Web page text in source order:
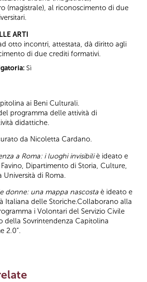
(magistrale), al riconoscimento di due
ARTI
otto incontri, attestata, dà diritto agli
di due crediti formativi.
Sì
ai Beni Culturali.
programma delle attività di
didattiche.
da Nicoletta Cardano.
a Roma: i luoghi invisibiliè ideato e
Dipartimento di Storia, Culture,
Università di Roma.
donne: una mappa nascosta è ideato e
Italiana delle Storiche.Collaborano alla
i Volontari del Servizio Civile
della Sovrintendenza Capitolina
2.0”.